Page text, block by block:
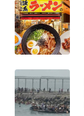
WAHANA
ADVOKAT
WAHANA
WAHANA
KONSUMEN